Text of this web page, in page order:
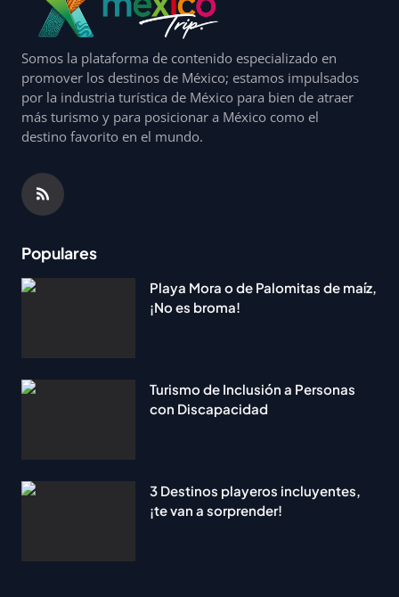
Somos la plataforma de contenido especializado en
promover los destinos de México; estamos impulsados
por la industria turística de México para bien de atraer
más turismo y para posicionar a México como el
destino favorito en el mundo.
Populares
Playa Mora o de Palomitas de maíz,
¡No es broma!
Turismo de Inclusión a Personas
con Discapacidad
3 Destinos playeros incluyentes,
¡te van a sorprender!